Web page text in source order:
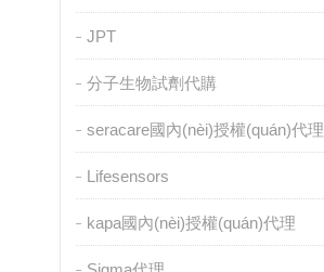
JPT
分子生物試劑代購
seracare國內(nèi)授權(quán)代理
Lifesensors
kapa國內(nèi)授權(quán)代理